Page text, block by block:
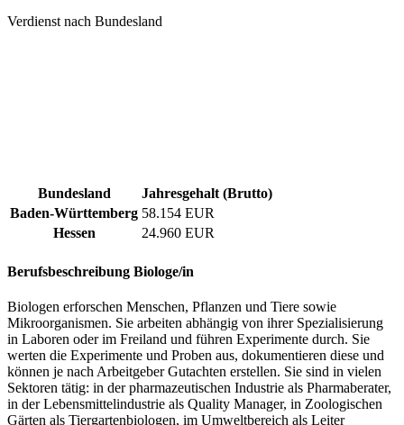
Verdienst nach Bundesland
Bundesland
Jahresgehalt (Brutto)
Baden-Württemberg 58.154 EUR
Hessen
24.960 EUR
Berufsbeschreibung Biologe/in
Biologen erforschen Menschen, Pflanzen und Tiere sowie
Mikroorganismen. Sie arbeiten abhängig von ihrer Spezialisierung
in Laboren oder im Freiland und führen Experimente durch. Sie
werten die Experimente und Proben aus, dokumentieren diese und
können je nach Arbeitgeber Gutachten erstellen. Sie sind in vielen
Sektoren tätig: in der pharmazeutischen Industrie als Pharmaberater,
in der Lebensmittelindustrie als Quality Manager, in Zoologischen
Gärten als Tiergartenbiologen, im Umweltbereich als Leiter